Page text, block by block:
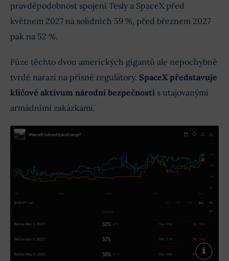
pravděpodobnost spojení Tesly a SpaceX před
květnem 2027 na solidních 59 %, před březnem 2027
pak na 52 %.
Fúze těchto dvou amerických gigantů ale nepochybně
tvrdě narazí na přísné regulátory. SpaceX představuje
klíčové aktivum národní bezpečnosti s utajovanými
armádními zakázkami.